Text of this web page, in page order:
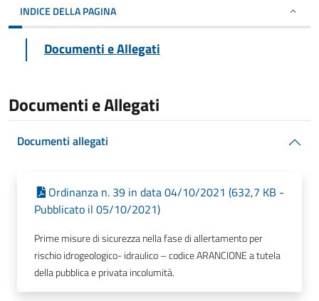
INDICE DELLA PAGINA
Documenti e Allegati
Documenti e Allegati
Documenti allegati
Ordinanza n. 39 in data 04/10/2021 (632,7 KB -
Pubblicato il 05/10/2021)
Prime misure di sicurezza nella fase di allertamento per
rischio idrogeologico- idraulico – codice ARANCIONE a tutela
della pubblica e privata incolumità.